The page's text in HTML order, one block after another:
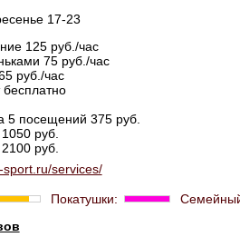
17-23
125 руб./час
75 руб./час
руб./час
5 посещений 375 руб.
руб.
руб.
services/
Покатушки: